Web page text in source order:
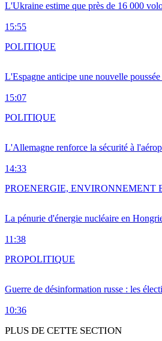
L'Ukraine estime que près de 16 000
15:55
L'Espagne anticipe une nouvelle
15:07
POLITIQUE
L'Allemagne renforce la sécurité à
14:33
POLITIQUE
La pénurie d'énergie nucléaire en
11:38
PROENERGIE, ENVIRONNEMENT
Guerre de désinformation russe : les
10:36
PROPOLITIQUE
PLUS DE CETTE SECTION